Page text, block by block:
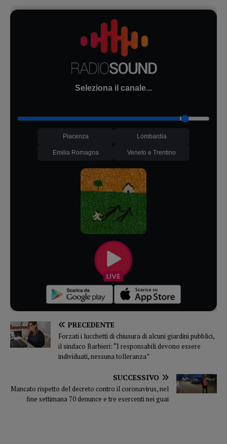
Seleziona il canale...
Piacenza Lombardia
Emilia Romagna Veneto e Trentino
PRECEDENTE
Forzati i lucchetti di chiusura di alcuni giardini pubblici,
il sindaco Barbieri: “I responsabili devono essere
individuati, nessuna tolleranza”
SUCCESSIVO
Mancato rispetto del decreto contro il coronavirus, nel
fine settimana 70 denunce e tre esercenti nei guai